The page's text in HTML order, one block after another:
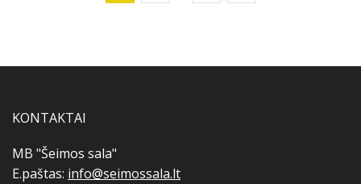
KONTAKTAI
MB "Šeimos sala"
E.paštas: info@seimossala.lt